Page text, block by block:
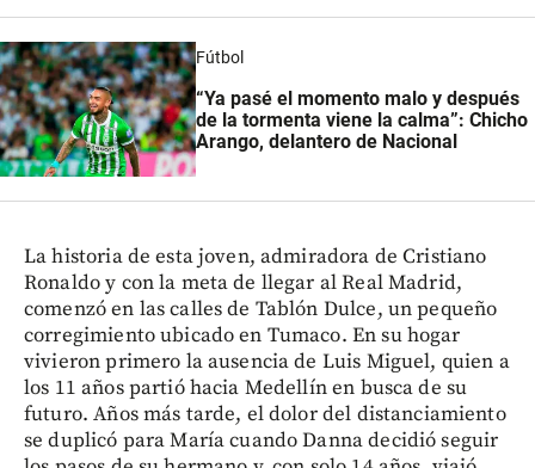
Fútbol
“Ya pasé el momento malo y después
de la tormenta viene la calma”: Chicho
Arango, delantero de Nacional
La historia de esta joven, admiradora de Cristiano
Ronaldo y con la meta de llegar al Real Madrid,
comenzó en las calles de Tablón Dulce, un pequeño
corregimiento ubicado en Tumaco. En su hogar
vivieron primero la ausencia de Luis Miguel, quien a
los 11 años partió hacia Medellín en busca de su
futuro. Años más tarde, el dolor del distanciamiento
se duplicó para María cuando Danna decidió seguir